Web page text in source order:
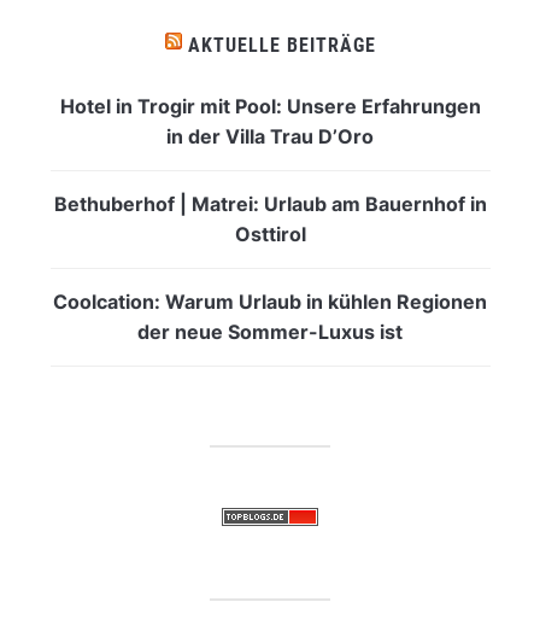
AKTUELLE BEITRÄGE
Hotel in Trogir mit Pool: Unsere Erfahrungen
in der Villa Trau D’Oro
Bethuberhof | Matrei: Urlaub am Bauernhof in
Osttirol
Coolcation: Warum Urlaub in kühlen Regionen
der neue Sommer-Luxus ist